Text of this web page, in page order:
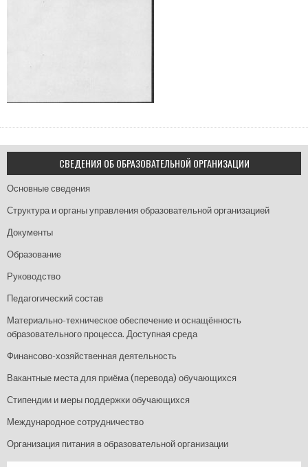
СВЕДЕНИЯ ОБ ОБРАЗОВАТЕЛЬНОЙ ОРГАНИЗАЦИИ
Основные сведения
Структура и органы управления образовательной организацией
Документы
Образование
Руководство
Педагогический состав
Материально-техническое обеспечение и оснащённость
образовательного процесса. Доступная среда
Финансово-хозяйственная деятельность
Вакантные места для приёма (перевода) обучающихся
Стипендии и меры поддержки обучающихся
Международное сотрудничество
Организация питания в образовательной организации